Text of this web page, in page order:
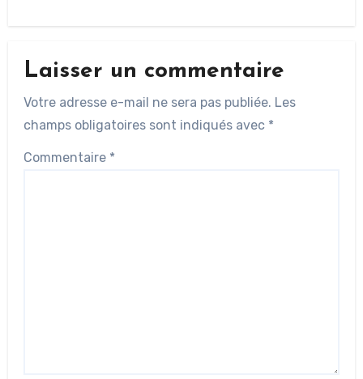
Laisser un commentaire
Votre adresse e-mail ne sera pas publiée. Les
champs obligatoires sont indiqués avec *
Commentaire *